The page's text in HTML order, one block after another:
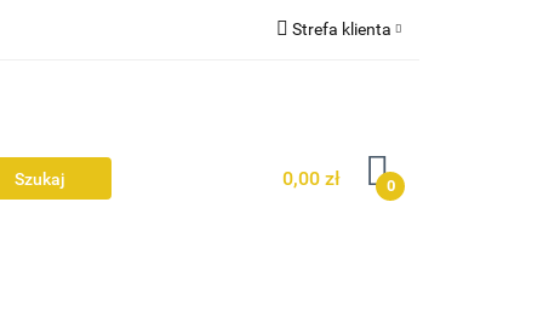
Strefa klienta
Dodaj zgłoszenie
Zgody cookies
0,00 zł 0